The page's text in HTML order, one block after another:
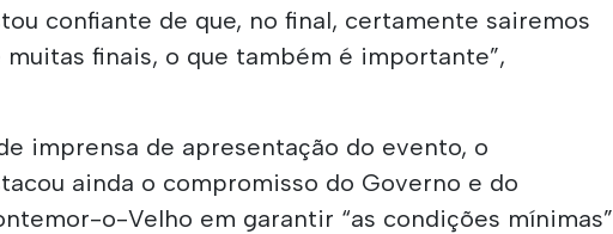
confiante de que, no final, certamente sairemos
muitas finais, o que também é importante”,
imprensa de apresentação do evento, o
ainda o compromisso do Governo e do
o-Velho em garantir “as condições mínimas”